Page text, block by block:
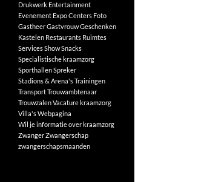
Drukwerk Entertainment
Evenement Expo Centers Foto
GastheerGastvrouwGeschenken
Kastelen Restaurants Ruimtes
ServicesShowSnacks
Specialistische kraamzorg
SporthallenSpreker
Stadions & Arena'sTrainingen
TransportTrouwambtenaar
TrouwzalenVacature kraamzorg
Villa'sWebpagina
Wil je informatie over kraamzorg
ZwangerZwangerschap
zwangerschapsmaanden